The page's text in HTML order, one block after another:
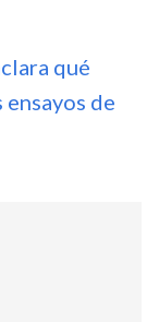
qué
ensayos de